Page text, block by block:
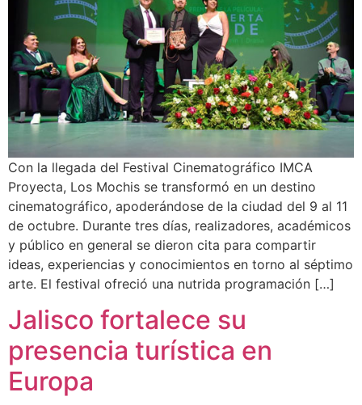
Con la llegada del Festival Cinematográfico IMCA
Proyecta, Los Mochis se transformó en un destino
cinematográfico, apoderándose de la ciudad del 9 al 11
de octubre. Durante tres días, realizadores, académicos
y público en general se dieron cita para compartir
ideas, experiencias y conocimientos en torno al séptimo
arte. El festival ofreció una nutrida programación […]
Jalisco fortalece su
presencia turística en
Europa